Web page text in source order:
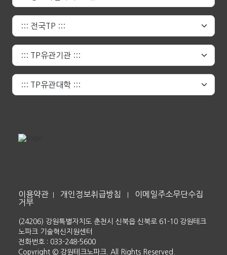
이용약관 개인정보취급방침
이메일주소무단수집
거부
(24206) 강원특별자치도 춘천시 신북읍 신북로 61-10 강원테크
노파크 기술혁신지원센터
전화번호 : 033-248-5600
Copyright © 강원테크노파크. All Rights Reserved.